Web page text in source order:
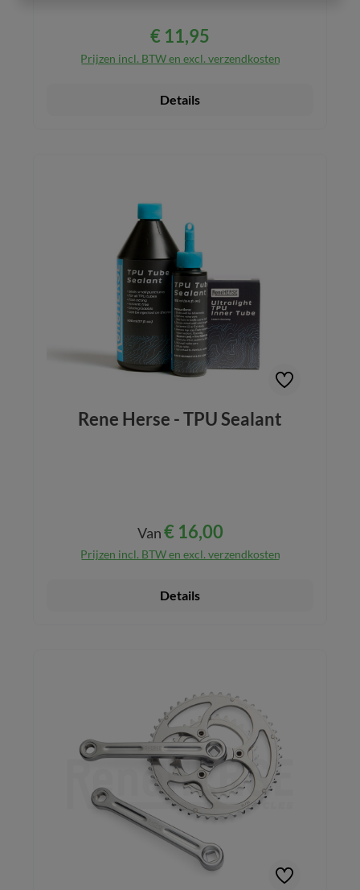
Normale prijs:
€ 11,95
Prijzen incl. BTW en excl. verzendkosten
Details
Rene Herse - TPU Sealant
Normale prijs:
Van€ 16,00
Prijzen incl. BTW en excl. verzendkosten
Details